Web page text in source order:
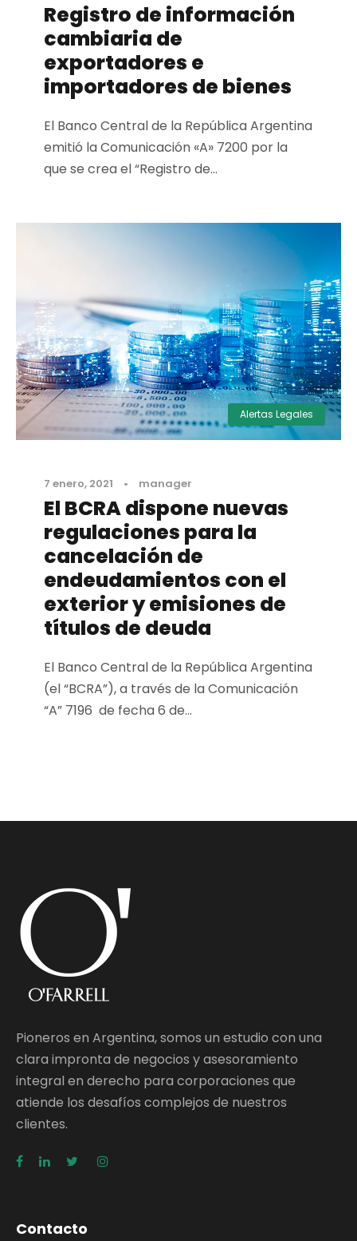
Registro de información
cambiaria de
exportadores e
importadores de bienes
El Banco Central de la República Argentina
emitió la Comunicación «A» 7200 por la
que se crea el “Registro de...
Alertas Legales
7 enero, 2021 • manager
El BCRA dispone nuevas
regulaciones para la
cancelación de
endeudamientos con el
exterior y emisiones de
títulos de deuda
El Banco Central de la República Argentina
(el “BCRA”), a través de la Comunicación
“A” 7196 de fecha 6 de...
Pioneros en Argentina, somos un estudio con una
clara impronta de negocios y asesoramiento
integral en derecho para corporaciones que
atiende los desafíos complejos de nuestros
clientes.
Contacto